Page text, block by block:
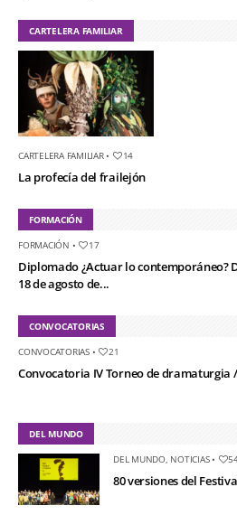
CARTELERA FAMILIAR
CARTELERA FAMILIAR• 14
La profecía del frailejón
FORMACIÓN
FORMACIÓN • 17
Diplomado ¿Actuar lo contemporáneo?
18 de agosto de...
CONVOCATORIAS
CONVOCATORIAS• 21
Convocatoria IV Torneo de dramaturgia /
DEL MUNDO
DEL MUNDO, NOTICIAS•
80 versiones del